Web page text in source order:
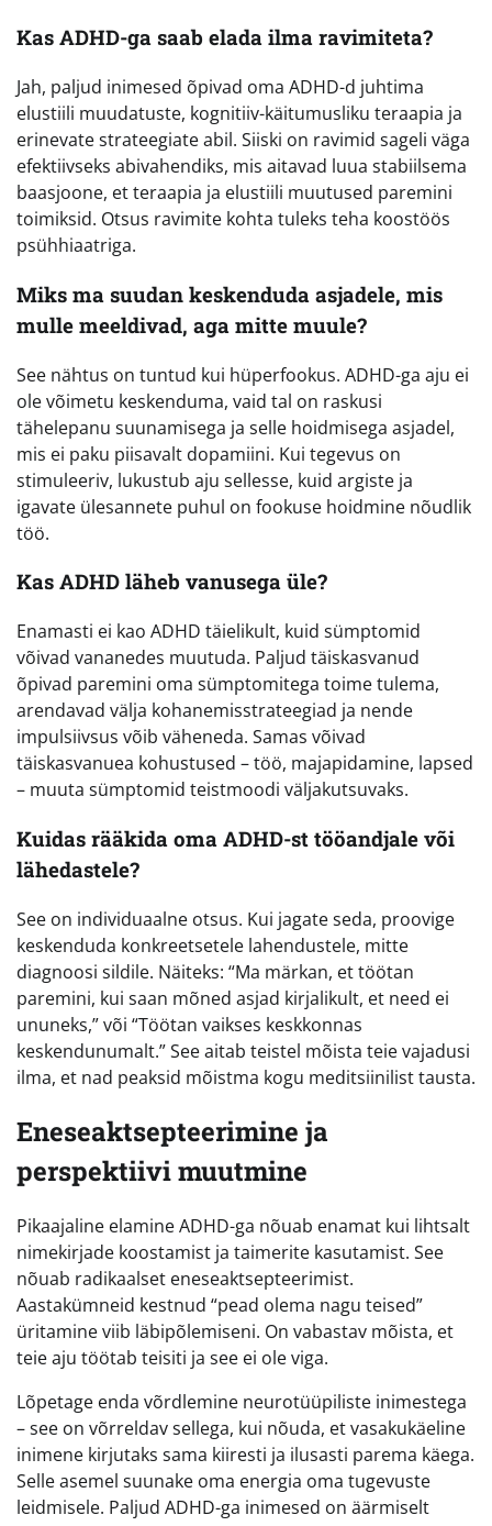
Kas ADHD-ga saab elada ilma ravimiteta?
Jah, paljud inimesed õpivad oma ADHD-d juhtima
elustiili muudatuste, kognitiiv-käitumusliku teraapia ja
erinevate strateegiate abil. Siiski on ravimid sageli väga
efektiivseks abivahendiks, mis aitavad luua stabiilsema
baasjoone, et teraapia ja elustiili muutused paremini
toimiksid. Otsus ravimite kohta tuleks teha koostöös
psühhiaatriga.
Miks ma suudan keskenduda asjadele, mis
mulle meeldivad, aga mitte muule?
See nähtus on tuntud kui hüperfookus. ADHD-ga aju ei
ole võimetu keskenduma, vaid tal on raskusi
tähelepanu suunamisega ja selle hoidmisega asjadel,
mis ei paku piisavalt dopamiini. Kui tegevus on
stimuleeriv, lukustub aju sellesse, kuid argiste ja
igavate ülesannete puhul on fookuse hoidmine nõudlik
töö.
Kas ADHD läheb vanusega üle?
Enamasti ei kao ADHD täielikult, kuid sümptomid
võivad vananedes muutuda. Paljud täiskasvanud
õpivad paremini oma sümptomitega toime tulema,
arendavad välja kohanemisstrateegiad ja nende
impulsiivsus võib väheneda. Samas võivad
täiskasvanuea kohustused – töö, majapidamine, lapsed
– muuta sümptomid teistmoodi väljakutsuvaks.
Kuidas rääkida oma ADHD-st tööandjale või
lähedastele?
See on individuaalne otsus. Kui jagate seda, proovige
keskenduda konkreetsetele lahendustele, mitte
diagnoosi sildile. Näiteks: “Ma märkan, et töötan
paremini, kui saan mõned asjad kirjalikult, et need ei
ununeks,” või “Töötan vaikses keskkonnas
keskendunumalt.” See aitab teistel mõista teie vajadusi
ilma, et nad peaksid mõistma kogu meditsiinilist tausta.
Eneseaktsepteerimine ja
perspektiivi muutmine
Pikaajaline elamine ADHD-ga nõuab enamat kui lihtsalt
nimekirjade koostamist ja taimerite kasutamist. See
nõuab radikaalset eneseaktsepteerimist.
Aastakümneid kestnud “pead olema nagu teised”
üritamine viib läbipõlemiseni. On vabastav mõista, et
teie aju töötab teisiti ja see ei ole viga.
Lõpetage enda võrdlemine neurotüüpiliste inimestega
– see on võrreldav sellega, kui nõuda, et vasakukäeline
inimene kirjutaks sama kiiresti ja ilusasti parema käega.
Selle asemel suunake oma energia oma tugevuste
leidmisele. Paljud ADHD-ga inimesed on äärmiselt